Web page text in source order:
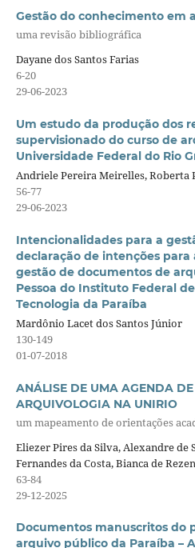
Gestão do conhecimento em
uma revisão bibliográfica
Dayane dos Santos Farias
6-20
29-06-2023
Um estudo da produção dos
supervisionado do curso de
Universidade Federal do Rio
Andriele Pereira Meirelles, Roberta
56-77
29-06-2023
Intencionalidades para a
declaração de intenções
gestão de documentos de
Pessoa do Instituto Federal
Tecnologia da Paraíba
Mardônio Lacet dos Santos Júnior
130-149
01-07-2018
ANÁLISE DE UMA AGENDA
ARQUIVOLOGIA NA UNIRIO
um mapeamento de orientações
Eliezer Pires da Silva, Alexandre de
Fernandes da Costa, Bianca de
63-84
29-12-2025
Documentos manuscritos do
arquivo público da Paraíba –